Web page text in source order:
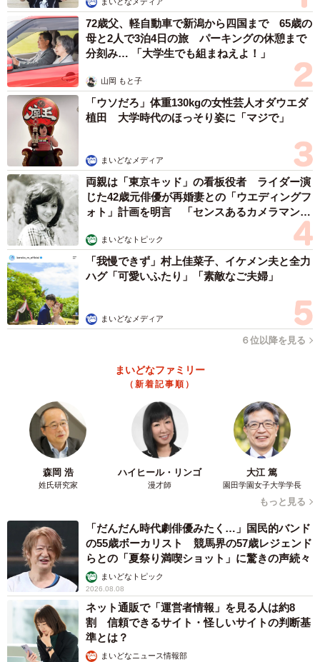
あい合戦』になります。ペット、子どもの運動会、最近の
推しの写真など…。自撮りも見せたりするんですが、加工
が盛れすぎてて『誰！？この奇跡の一枚！』って笑われる
のも、あるあるです」
■ 会話は熱くなるのに、集合写真は“タイミング逃す”(30
代・女性・デザイナー)
「何時間もしゃべってたのに、解散してから『あ、写真撮
るの忘れた！』ってなるの、毎回です…。で、グループ
LINEで『次こそは撮ろうね！』って言い合ってます
（笑）」
多くの人が「旧友とのいつもの流れ」を楽しんでいるのが
伺えますね。でもそこに、ちょっとした遊び心が加わる
と、さらに盛り上がる予感。N美さんのような「ひと工
夫」、次の再会で試してみたくなりますね。
大人になった今だからこそ「他愛ない話」が楽し
N美さんは、「次はアプリで『お題ガチャ』でも用意しとこ
うかなと思います」と笑ってお話を締めくくられました。
「みんなが大爆笑するような話を持ってこなきゃ！」と気
負う必要はありませんが、「お題」という仕掛けを通し
て、自然と楽しい方向に会話が広がるのは、大人になった
人生経験を重ねるほどに、話す内容も移り変わります。け
れど、その中にひとさじの遊び心を持ち込むことで、再会
の時間はもっと豊かに、もっと楽しくなるでしょう。
昔話も、今の話も、笑える話も、ちょっと情けない話も──
ぜんぶひっくるめて“友達との集まり”の醍醐味なのかもしれ
ませんね。
まいどなメディア
72歳父、軽自動車で新潟から四国まで 65歳の
母と2人で3泊4日の旅 パーキングの休憩まで
分刻み… 「大学生でも組まねえよ！」
山岡 もと子
「ウソだろ」体重130kgの女性芸人オダウエダ
植田 大学時代のほっそり姿に「マジで」
まいどなメディア
両親は「東京キッド」の看板役者 ライダー演
じた42歳元俳優が再婚妻との「ウエディングフ
ォト」計画を明言 「センスあるカメラマン求
まいどなトピック
「我慢できず」村上佳菜子、イケメン夫と全力
ハグ「可愛いふたり」「素敵なご夫婦」
まいどなメディア
６位以降を見る
まいどなファミリー
（新着記事順）
森岡 浩
姓氏研究家
ハイヒール・リンゴ
漫才師
大江 篤
園田学園女子大学学長
もっと見る
「だんだん時代劇俳優みたく…」国民的バンド
の55歳ボーカリスト 競馬界の57歳レジェンド
らとの「夏祭り満喫ショット」に驚きの声続々
まいどなトピック
2026.08.08
ネット通販で「運営者情報」を見る人は約8
割 信頼できるサイト・怪しいサイトの判断基
準とは？
まいどなニュース情報部